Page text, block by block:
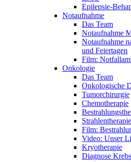
Epilepsie-
Notaufnahme
Das Team
Notaufnahme
Notaufnahme
und Feiertagen
Film:
Onkologie
Das Team
Onkologische
Tumorchirurgie
Chemotherapie
Film:
Video: Unser
Kryotherapie
Diagnose Krebs